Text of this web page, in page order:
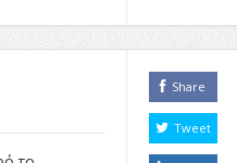
Share
Tweet